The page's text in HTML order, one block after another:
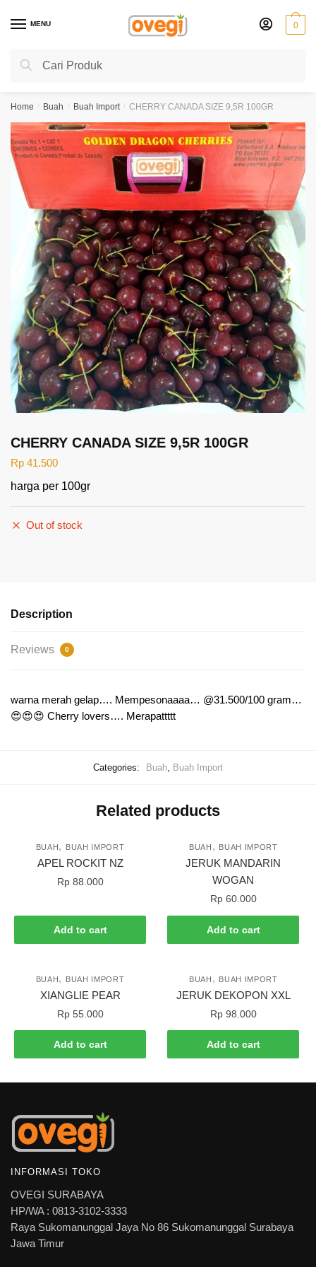
MENU
Search
Search
0
Home / Buah / Buah Import / CHERRY CANADA SIZE 9,5R 100GR
CHERRY CANADA SIZE 9,5R 100GR
Rp 41.500
harga per 100gr
Out of stock
Description
Reviews 0
warna merah gelap…. Mempesonaaaa… @31.500/100 gram…
😍😍😍 Cherry lovers…. Merapattttt
Categories: Buah Buah Import
Related products
BUAH , BUAH IMPORT
APEL ROCKIT NZ
Rp88.000
Add to cart
BUAH , BUAH IMPORT
JERUK MANDARIN
WOGAN
Rp60.000
Add to cart
BUAH, BUAH IMPORT
XIANGLIE PEAR
Rp55.000
Add to cart
BUAH , BUAH IMPORT
JERUK DEKOPON XXL
Rp98.000
Add to cart
INFORMASI TOKO
OVEGI SURABAYA
HP/WA : 0813-3102-3333
Raya Sukomanunggal Jaya No 86 Sukomanunggal Surabaya
Jawa Timur